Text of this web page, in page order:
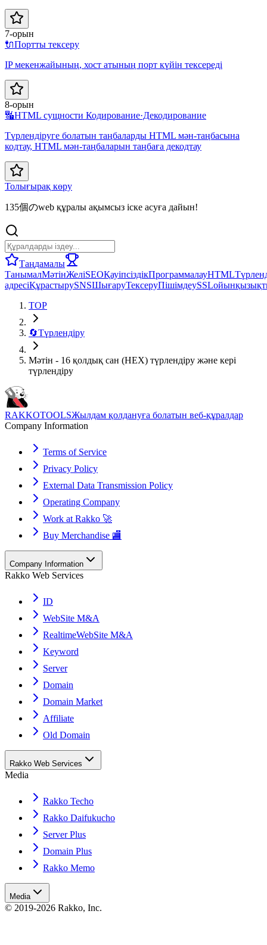
7-орын
🔌Портты тексеру
IP мекенжайының, хост атының порт күйін тексереді
8-орын
🔣HTML сущности Кодирование·Декодирование
Түрлендіруге болатын таңбаларды HTML мән-таңбасына
кодтау, HTML мән-таңбаларын таңбаға декодтау
Толығырақ көру
135個のweb құралы ақымсыз іске асуға дайын!
Таңдамалы
ТанымалМәтінЖеліSEOҚауіпсіздікПрограммалауHTML
адресіҚұрастыруSNSШығаруТексеруПішімдеуSSLойын
TOP
🔄Түрлендіру
Мәтін - 16 қолдық сан (HEX) түрлендіру және кері
түрлендіру
RAKKOTOOLSЖылдам қолдануға болатын веб-құралдар
Company Information
Terms of Service
Privacy Policy
External Data Transmission Policy
Operating Company
Work at Rakko 🚀
Buy Merchandise 🏬
Company Information
Rakko Web Services
ID
WebSite M&A
RealtimeWebSite M&A
Keyword
Server
Domain
Domain Market
Affiliate
Old Domain
Rakko Web Services
Media
Rakko Techo
Rakko Daifukucho
Server Plus
Domain Plus
Rakko Memo
Media
© 2019-2026 Rakko, Inc.